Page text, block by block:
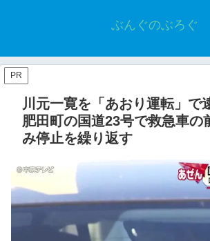
ぶんぐのぶろぐ
PR
川元一寛を「あおり運転」で
肥田町の国道23号で救急車の
み停止を繰り返す